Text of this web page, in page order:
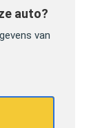
auto?
van